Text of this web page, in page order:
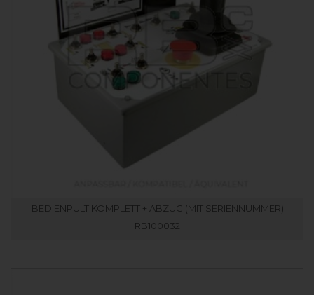
BEDIENPULT KOMPLETT + ABZUG (MIT SERIENNUMMER)
RB100032